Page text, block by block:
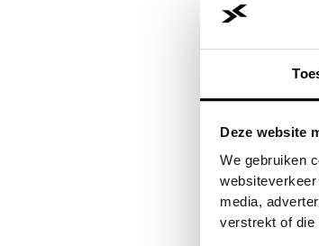
Deze website
We gebruiken
media,
verstrekt of die
Application